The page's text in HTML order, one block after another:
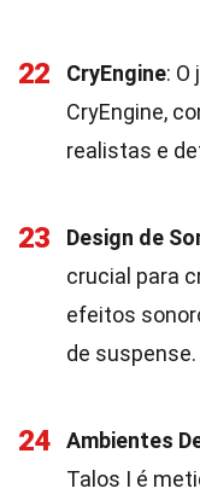
22 CryEngine:
CryEngine,
realistas e
23 Design de
crucial para
efeitos
de suspense.
24 Ambientes
Talos I é